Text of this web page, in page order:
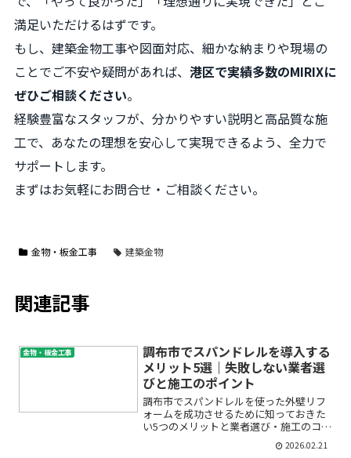
満足いただけるはずです。
もし、建築金物工事や図面対応、細かな納まりや現場の
ことでご不安や疑問があれば、 港区で実績多数のMIRIXに
ぜひご相談ください。
経験豊富なスタッフが、分かりやすい説明と高品質な施
工で、あなたの理想を安心して実現できるよう、全力で
サポートします。
まずはお気軽にお問合せ・ご相談ください。
金物・板金工事 建築金物
関連記事
金物・板金工事
調布市でスパンドレルを導入する
メリット5選｜失敗しない業者選
びと施工のポイント
調布市でスパンドレルを使った外壁リフ
ォームを成功させるために知っておきた
い5つのメリットと業者選び・施工のコツ
「自宅の外壁リフォームを考えたいけれ
ど、どんな素材が最適か分からない」
2026.02.21